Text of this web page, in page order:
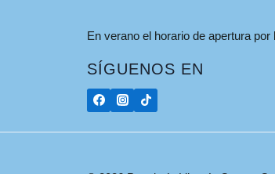
En verano el horario de apertura
SÍGUENOS EN